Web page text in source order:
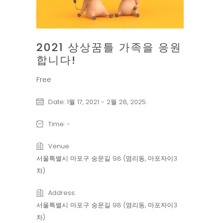
2021 상상꿈틀 가족을 응원
합니다!
Free
Date: 1월 17, 2021 - 2월 28, 2025
Time: -
Venue
서울특별시 마포구 숭문길 98 (염리동, 마포자이3
차)
Address:
서울특별시 마포구 숭문길 98 (염리동, 마포자이3
차)